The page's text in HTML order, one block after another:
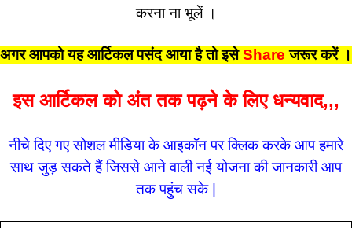
करना ना भूलें ।
अगर आपको यह आर्टिकल पसंद आया है तो इसेShare जरूर करें ।
इस आर्टिकल को अंत तक पढ़ने के लिए धन्यवाद,,,
नीचे दिए गए सोशल मीडिया के आइकॉन पर क्लिक करके आप हमारे
साथ जुड़ सकते हैं जिससे आने वाली नई योजना की जानकारी आप
तक पहुंच सके |